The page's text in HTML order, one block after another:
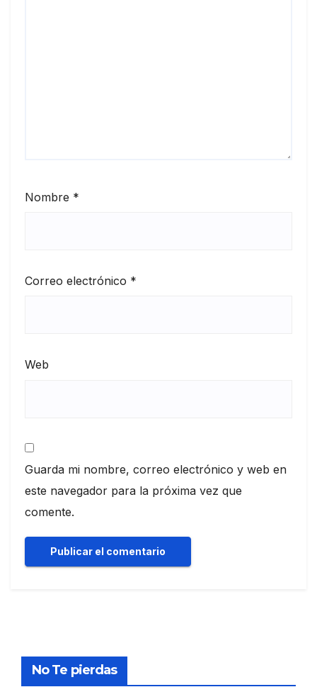
Nombre *
Correo electrónico *
Web
Guarda mi nombre, correo electrónico y web en
este navegador para la próxima vez que
comente.
No Te pierdas